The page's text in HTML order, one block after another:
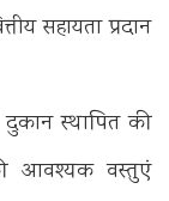
सहायता प्रदान
स्थापित की
आवश्यक वस्तुएं